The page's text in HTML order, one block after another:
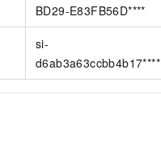
BD29-E83FB56D****
si-
d6ab3a63ccbb4b17****